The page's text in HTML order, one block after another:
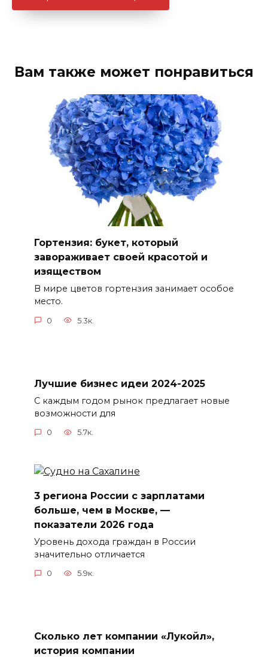
Вам также может понравиться
Гортензия: букет, который
завораживает своей красотой и
изяществом
В мире цветов гортензия занимает особое
место.
0 5.3к.
Лучшие бизнес идеи 2024-2025
С каждым годом рынок предлагает новые
возможности для
0 5.7к.
3 региона России с зарплатами
больше, чем в Москве, —
показатели 2026 года
Уровень дохода граждан в России
значительно отличается
0 5.9к.
Сколько лет компании «Лукойл»,
история компании